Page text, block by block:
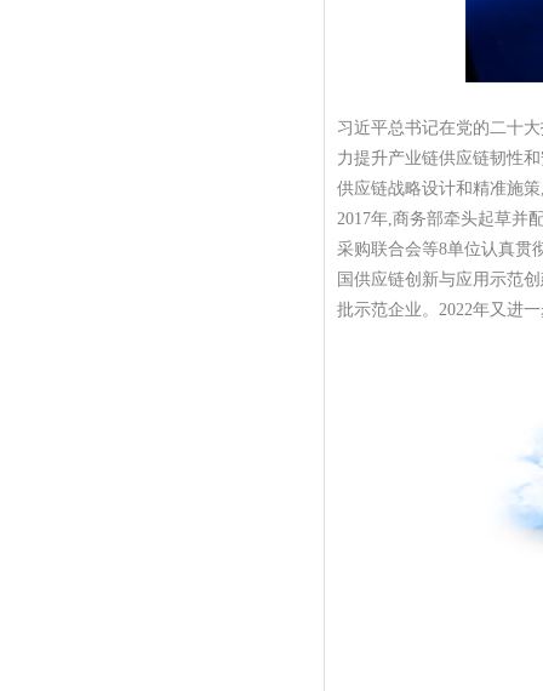
习近平总书记在党的二十
力提升产业链供应链韧性
供应链战略设计和精准施
2017年,商务部牵头起草并
采购联合会等8单位认真贯
国供应链创新与应用示范
批示范企业。2022年又进